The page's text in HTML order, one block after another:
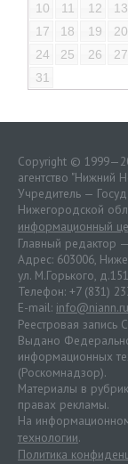
10
11 12 13
17
18 19 20
24
25 26 27
31
Copyright ©
агентство
Учредитель —
Нижегородской
информационный
Главный редактор
Адрес: 603006,
ул. М.Горького,
Телефон: +7 (831)
E-mail: info@niann.ru
Реестровая
Выдано
информационных
(Роскомнадзор).
Материалы в
правах рекламы.
На
технологии.
Политика